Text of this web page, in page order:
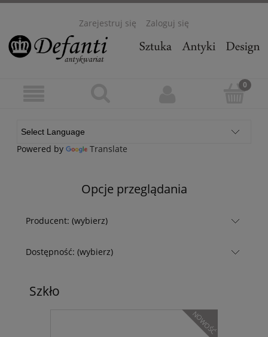
Zarejestruj się Zaloguj się
Powered by Translate
Opcje przeglądania
Producent: (wybierz)
Dostępność: (wybierz)
Szkło
NOWOŚĆ